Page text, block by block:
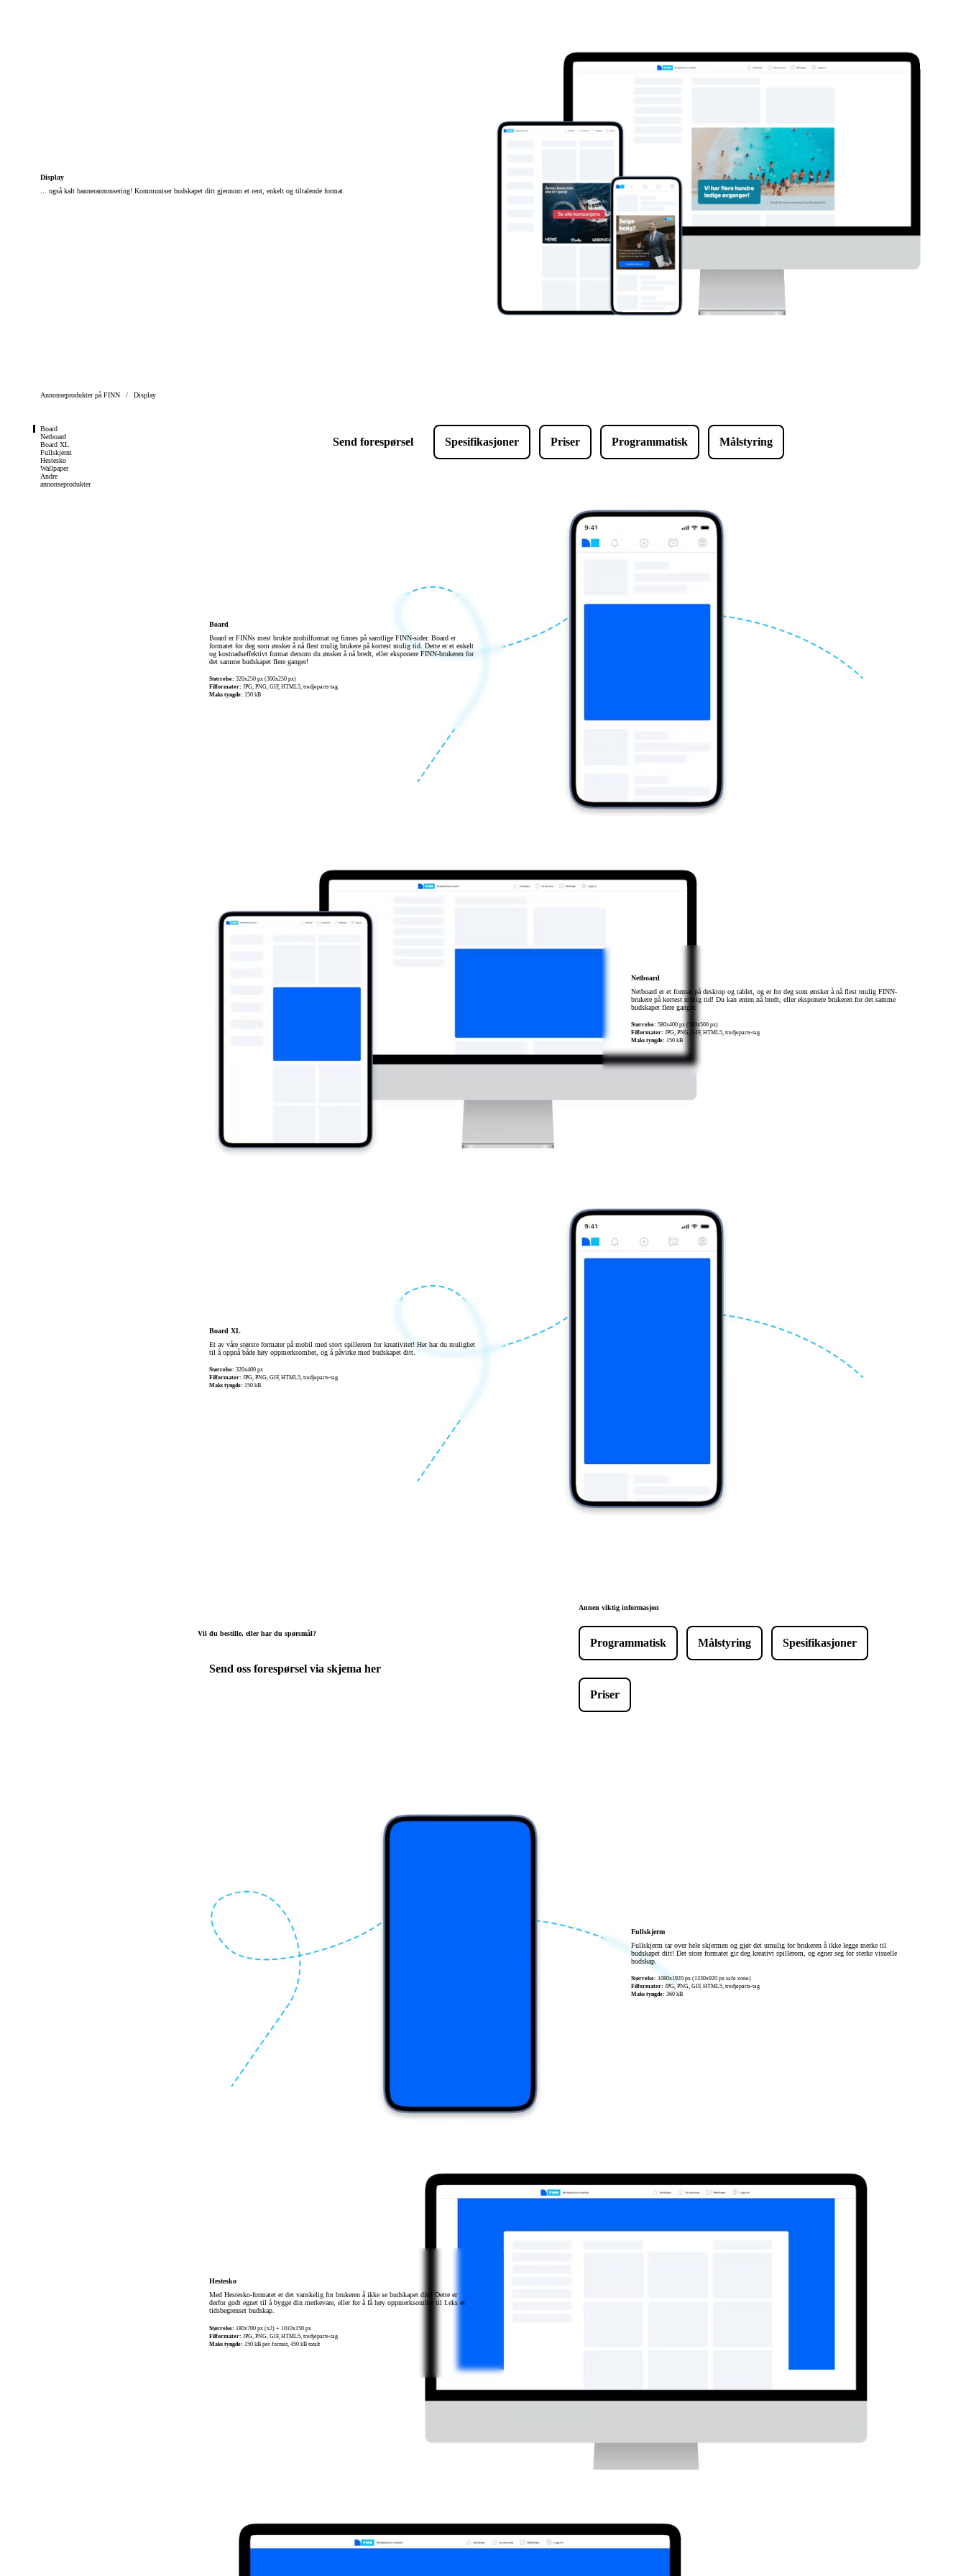
Display
... også kalt bannerannonsering! Kommuniser budskapet ditt gjennom et rent, enkelt og tiltalende format.
Her er du
Annonseprodukter på FINN / Display
Board
Netboard
Board XL
Fullskjerm
Hestesko
Wallpaper
Andre
annonseprodukter
Send forespørsel Spesifikasjoner Priser Programmatisk Målstyring
Board
Board er FINNs mest brukte mobilformat og finnes på samtlige FINN-sider. Board er
formatet for deg som ønsker å nå flest mulig brukere på kortest mulig tid. Dette er et enkelt
og kostnadseffektivt format dersom du ønsker å nå bredt, eller eksponere FINN-brukeren for
det samme budskapet flere ganger!
Størrelse: 320x250 px (300x250 px)
Filformater: JPG, PNG, GIF, HTML5, tredjeparts-tag
Maks tyngde: 150 kB
Netboard
Netboard er et format på desktop og tablet, og er for deg som ønsker å nå flest mulig FINN-
brukere på kortest mulig tid! Du kan enten nå bredt, eller eksponere brukeren for det samme
budskapet flere ganger.
Størrelse: 580x400 px (580x500 px)
Filformater: JPG, PNG, GIF, HTML5, tredjeparts-tag
Maks tyngde: 150 kB
Board XL
Et av våre største formater på mobil med stort spillerom for kreativitet! Her har du mulighet
til å oppnå både høy oppmerksomhet, og å påvirke med budskapet ditt.
Størrelse: 320x400 px
Filformater: JPG, PNG, GIF, HTML5, tredjeparts-tag
Maks tyngde: 150 kB
Vil du bestille, eller har du spørsmål?
Send oss forespørsel via skjema her
Annen viktig informasjon
Programmatisk Målstyring Spesifikasjoner
Priser
Fullskjerm
Fullskjerm tar over hele skjermen og gjør det umulig for brukeren å ikke legge merke til
budskapet ditt! Det store formatet gir deg kreativt spillerom, og egner seg for sterke visuelle
budskap.
Størrelse: 1080x1920 px (1330x920 px safe zone)
Filformater: JPG, PNG, GIF, HTML5, tredjeparts-tag
Maks tyngde: 360 kB
Hestesko
Med Hestesko-formatet er det vanskelig for brukeren å ikke se budskapet ditt! Dette er
derfor godt egnet til å bygge din merkevare, eller for å få høy oppmerksomhet til f.eks et
tidsbegrenset budskap.
Størrelse: 180x700 px (x2) + 1010x150 px
Filformater: JPG, PNG, GIF, HTML5, tredjeparts-tag
Maks tyngde: 150 kB per format, 450 kB totalt